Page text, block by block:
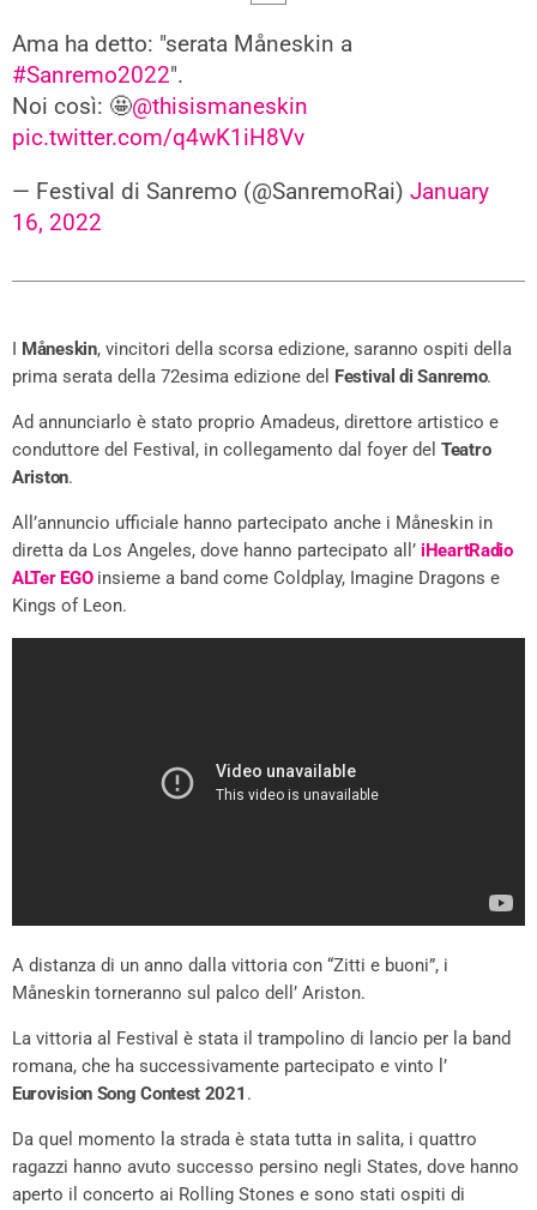
Ama ha detto: "serata Måneskin a
#Sanremo2022".
Noi così: 🤩@thisismaneskin
pic.twitter.com/q4wK1iH8Vv
— Festival di Sanremo (@SanremoRai) January
16, 2022
I Måneskin, vincitori della scorsa edizione, saranno ospiti della
prima serata della 72esima edizione del Festival di Sanremo.
Ad annunciarlo è stato proprio Amadeus, direttore artistico e
conduttore del Festival, in collegamento dal foyer del Teatro
Ariston.
All’annuncio ufficiale hanno partecipato anche i Måneskin in
diretta da Los Angeles, dove hanno partecipato all’ iHeartRadio
ALTer EGOinsieme a band come Coldplay, Imagine Dragons e
Kings of Leon.
A distanza di un anno dalla vittoria con “Zitti e buoni”, i
Måneskin torneranno sul palco dell’ Ariston.
La vittoria al Festival è stata il trampolino di lancio per la band
romana, che ha successivamente partecipato e vinto l’
Eurovision Song Contest 2021 .
Da quel momento la strada è stata tutta in salita, i quattro
ragazzi hanno avuto successo persino negli States, dove hanno
aperto il concerto ai Rolling Stones e sono stati ospiti di